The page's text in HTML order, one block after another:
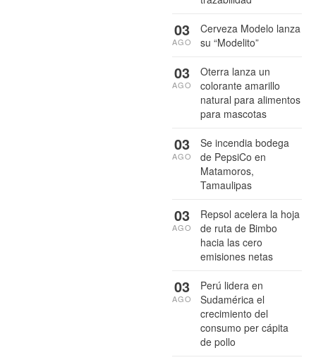
Cerveza Modelo lanza
su “Modelito”
03
AGO
Oterra lanza un
colorante amarillo
natural para alimentos
para mascotas
03
AGO
Se incendia bodega
de PepsiCo en
Matamoros,
Tamaulipas
03
AGO
Repsol acelera la hoja
de ruta de Bimbo
hacia las cero
emisiones netas
03
AGO
Perú lidera en
Sudamérica el
crecimiento del
consumo per cápita
de pollo
03
AGO